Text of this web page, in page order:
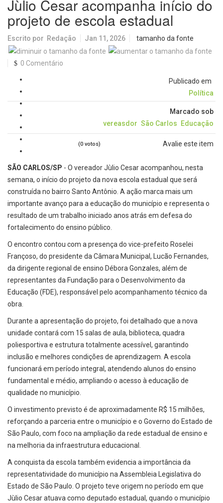
Jùlio Cesar acompanha início do
projeto de escola estadual
Escrito por Redação Jan 11, 2026 tamanho da fonte
0 Comentário
Publicado em
Política
Marcado sob
vereasdor São Carlos Educação
Avalie este item
(0 votos)
SÃO CARLOS/SP - O vereador Jùlio Cesar acompanhou, nesta
semana, o início do projeto da nova escola estadual que será
construída no bairro Santo Antônio. A ação marca mais um
importante avanço para a educação do município e representa o
resultado de um trabalho iniciado anos atrás em defesa do
fortalecimento do ensino público.
O encontro contou com a presença do vice-prefeito Roselei
Françoso, do presidente da Câmara Municipal, Lucão Fernandes,
da dirigente regional de ensino Débora Gonzales, além de
representantes da Fundação para o Desenvolvimento da
Educação (FDE), responsável pelo acompanhamento técnico da
obra.
Durante a apresentação do projeto, foi detalhado que a nova
unidade contará com 15 salas de aula, biblioteca, quadra
poliesportiva e estrutura totalmente acessível, garantindo
inclusão e melhores condições de aprendizagem. A escola
funcionará em período integral, atendendo alunos do ensino
fundamental e médio, ampliando o acesso à educação de
qualidade no município.
O investimento previsto é de aproximadamente R$ 15 milhões,
reforçando a parceria entre o município e o Governo do Estado de
São Paulo, com foco na ampliação da rede estadual de ensino e
na melhoria da infraestrutura educacional.
A conquista da escola também evidencia a importância da
representatividade do município na Assembleia Legislativa do
Estado de São Paulo. O projeto teve origem no período em que
Jùlio Cesar atuava como deputado estadual, quando o município